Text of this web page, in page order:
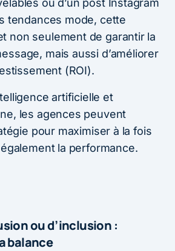
ou d’un post Instagram
tendances mode, cette
non seulement de garantir la
mais aussi d’améliorer
(ROI).
artificielle et
les agences peuvent
pour maximiser à la fois
la performance.
ou d’inclusion :
balance